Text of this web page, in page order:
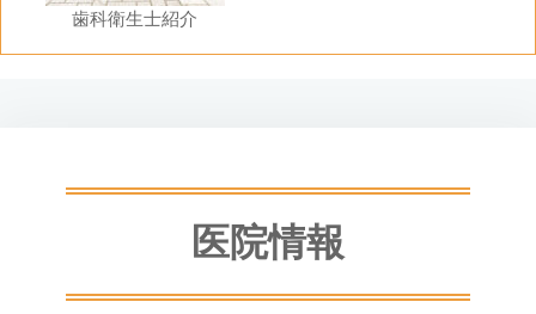
歯科衛生士紹介
医院情報